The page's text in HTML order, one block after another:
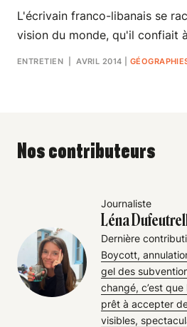
L'écrivain franco-libanais se
vision du monde, qu'il confiait
ENTRETIEN| AVRIL 2014
Nos contributeurs
Journaliste
Léna
Dernière
Boycott,
gel des
changé, c’est
prêt à accepter
visibles,